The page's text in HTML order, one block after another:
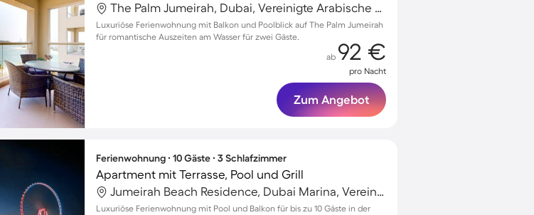
The Palm Jumeirah, Dubai, Vereinigte Arabische Emirate
Luxuriöse Ferienwohnung mit Balkon und Poolblick auf The Palm Jumeirah
für romantische Auszeiten am Wasser für zwei Gäste.
ab 92 €
pro Nacht
Zum Angebot
Ferienwohnung ∙ 10 Gäste ∙ 3 Schlafzimmer
Apartment mit Terrasse, Pool und Grill
Jumeirah Beach Residence, Dubai Marina, Vereinigte Arabische Emirate
Luxuriöse Ferienwohnung mit Pool und Balkon für bis zu 10 Gäste in der